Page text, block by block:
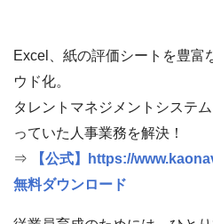
Excel、紙の評価シートを豊富
ウド化。
タレントマネジメントシステ
っていた人事業務を解決！
⇒
【公式】https://
無料ダウンロード